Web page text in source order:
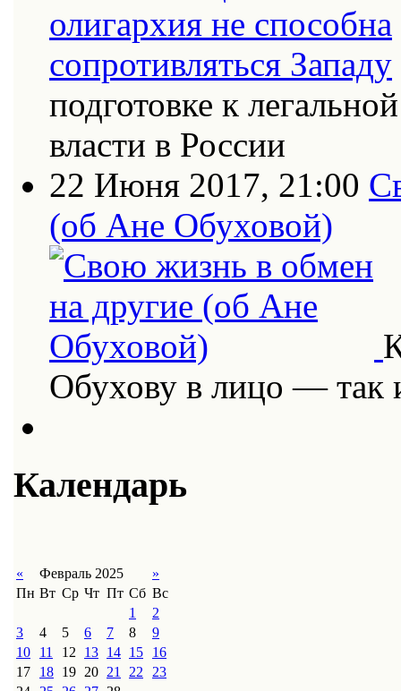
подготовке к
власти в России
22 Июня 2017, 21:00
(об Ане Обуховой)
Обухову в лицо —
Календарь
« Февраль 2025
»
Пн Вт Ср Чт Пт Сб Вс
1
2
3
4 5 6 7 8
9
10
11 12 13 14 15
16
17
18 19 20 21 22
23